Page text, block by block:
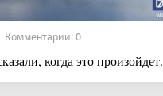
0
когда это произойдет.